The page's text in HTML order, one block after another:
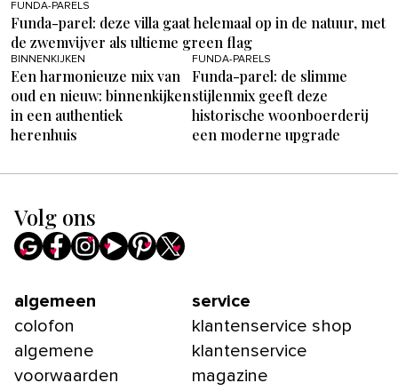
FUNDA-PARELS
Funda-parel: deze villa gaat helemaal op in de natuur, met
de zwemvijver als ultieme green flag
BINNENKIJKEN
Een harmonieuze mix van
oud en nieuw: binnenkijken
in een authentiek
herenhuis
FUNDA-PARELS
Funda-parel: de slimme
stijlenmix geeft deze
historische woonboerderij
een moderne upgrade
Volg ons
algemeen
colofon
algemene
voorwaarden
service
klantenservice shop
klantenservice
magazine